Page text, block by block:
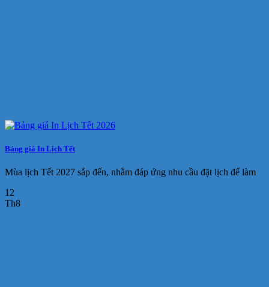
Bảng giá In Lịch Tết
Mùa lịch Tết 2027 sắp đến, nhằm đáp ứng nhu cầu đặt lịch để làm
12
Th8